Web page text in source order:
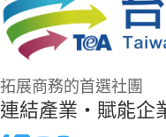
拓展商務的首選社團
連結產業・賦能企